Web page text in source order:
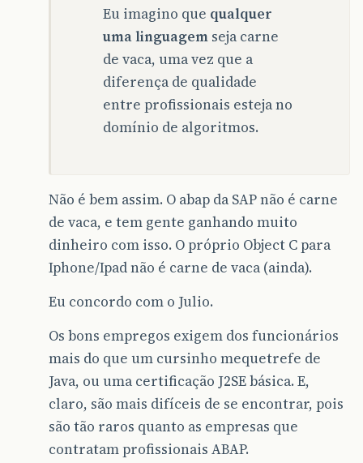
Eu imagino que qualquer
uma linguagem seja carne
de vaca, uma vez que a
diferença de qualidade
entre profissionais esteja no
domínio de algoritmos.
Não é bem assim. O abap da SAP não é carne
de vaca, e tem gente ganhando muito
dinheiro com isso. O próprio Object C para
Iphone/Ipad não é carne de vaca (ainda).
Eu concordo com o Julio.
Os bons empregos exigem dos funcionários
mais do que um cursinho mequetrefe de
Java, ou uma certificação J2SE básica. E,
claro, são mais difíceis de se encontrar, pois
são tão raros quanto as empresas que
contratam profissionais ABAP.